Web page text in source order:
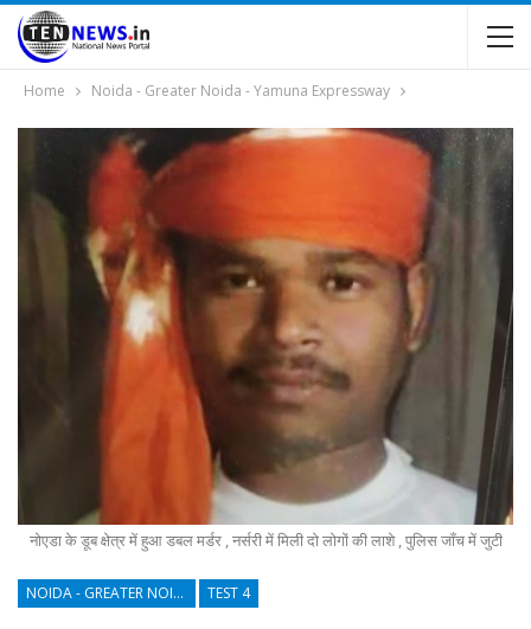
Home Noida - Greater Noida - Yamuna Expressway
नोएडा के डूब क्षेत्र में हुआ डबल मर्डर , नर्सरी में मिली दो लोगों की लाशे , पुलिस जाँच में जुटी
NOIDA - GREATER NOIDA - YAMUNA EXPRESSWAY TEST 4